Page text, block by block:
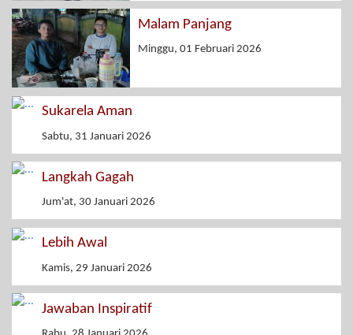
Malam Panjang
Minggu, 01 Februari 2026
Sukarela Aman
Sabtu, 31 Januari 2026
Langkah Gagah
Jum'at, 30 Januari 2026
Lebih Awal
Kamis, 29 Januari 2026
Jawaban Inspiratif